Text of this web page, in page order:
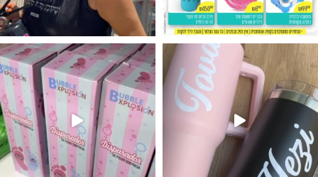
מטף לגילוי מין העובר חזר למלא